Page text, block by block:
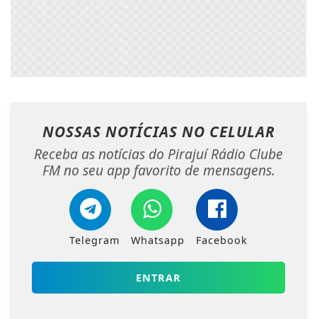
NOSSAS NOTÍCIAS NO CELULAR
Receba as notícias do Pirajuí Rádio Clube
FM no seu app favorito de mensagens.
Telegram Whatsapp Facebook
ENTRAR